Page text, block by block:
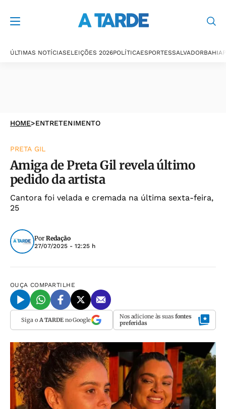
ÚLTIMAS NOTÍCIASELEIÇÕES 2026POLÍTICAESPORTESSALVADORBAHIA
HOME>ENTRETENIMENTO
PRETA GIL
Amiga de Preta Gil revela último
pedido da artista
Cantora foi velada e cremada na última sexta-feira,
25
Por Redação
27/07/2025 - 12:25 h
OUÇA COMPARTILHE
Siga o A TARDEno Google Nos adicione às suas fontes
preferidas